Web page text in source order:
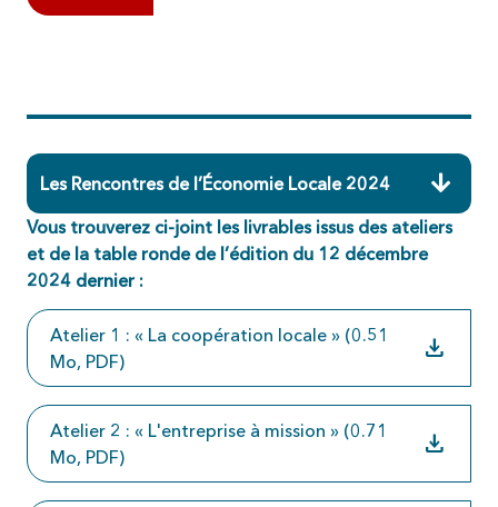
Les Rencontres de l’Économie Locale 2024
Vous trouverez ci-joint les livrables issus des ateliers
et de la table ronde de l’édition du 12 décembre
2024 dernier :
Atelier 1 : « La coopération locale » (0.51
Mo, PDF)
download
Atelier 2 : « L'entreprise à mission » (0.71
Mo, PDF)
download